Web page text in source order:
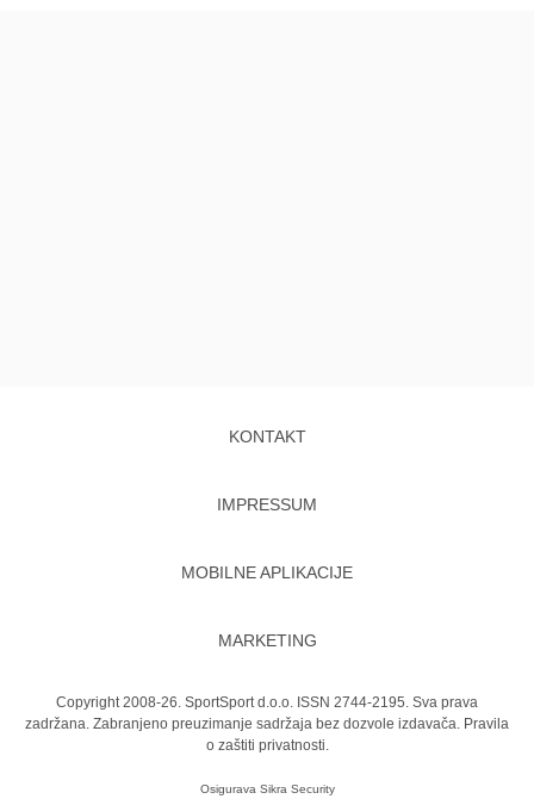
KONTAKT
IMPRESSUM
MOBILNE APLIKACIJE
MARKETING
Copyright 2008-26. SportSport d.o.o. ISSN 2744-2195. Sva prava
zadržana. Zabranjeno preuzimanje sadržaja bez dozvole izdavača. Pravila
o zaštiti privatnosti.
Osigurava Sikra Security